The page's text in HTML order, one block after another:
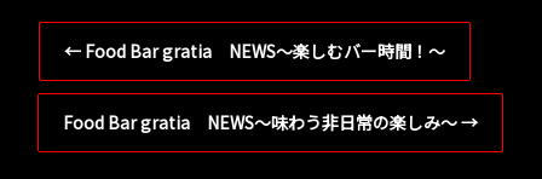
← Food Bar gratia NEWS～楽しむバー時間！～
Food Bar gratia NEWS～味わう非日常の楽しみ～→